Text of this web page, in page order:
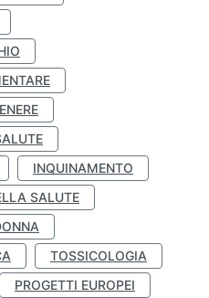
INQUINAMENTO
SALUTE
TOSSICOLOGIA
PROGETTI EUROPEI